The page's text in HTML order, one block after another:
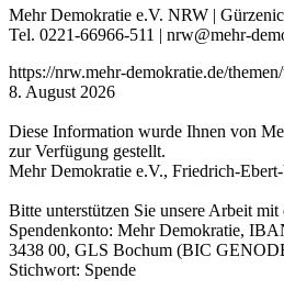
Mehr Demokratie e.V. NRW |
Tel. 0221-66966-511 | nrw@mehr-
https://nrw.mehr-demokratie.de/
8. August 2026
Diese Information wurde Ihnen von
zur Verfügung gestellt.
Mehr Demokratie e.V., Friedrich-
Bitte unterstützen Sie unsere Arbeit mit
Spendenkonto: Mehr Demokratie,
3438 00, GLS Bochum (BIC
Stichwort: Spende